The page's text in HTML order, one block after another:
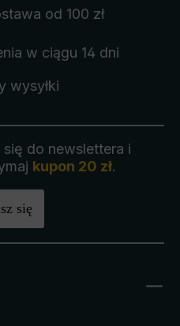
od 100 zł
w ciągu 14 dni
wysyłki
się do newslettera i
kupon 20 zł.
się